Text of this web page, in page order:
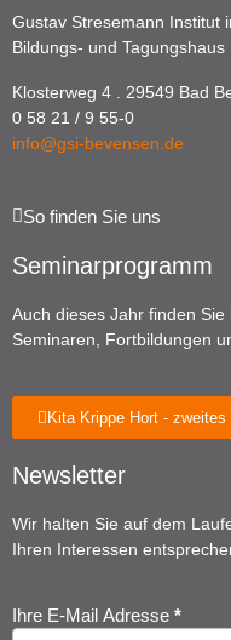
Gustav Stresemann Institut
Bildungs- und Tagungshaus
Klosterweg 4 . 29549 Bad
0 58 21 / 9 55-0
info@gsi-bevensen.de
So finden Sie uns
Seminarprogramm
Auch dieses Jahr finden
Seminaren, Fortbildungen
Kita Krippe Hort - zweites
Newsletter
Wir halten Sie auf dem
Ihren Interessen
Newsletter
Ihre E-Mail Adresse *